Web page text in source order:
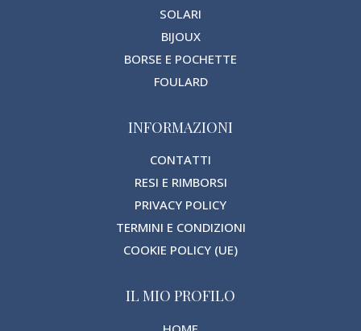
SOLARI
BIJOUX
BORSE E POCHETTE
FOULARD
INFORMAZIONI
CONTATTI
RESI E RIMBORSI
PRIVACY POLICY
TERMINI E CONDIZIONI
COOKIE POLICY (UE)
IL MIO PROFILO